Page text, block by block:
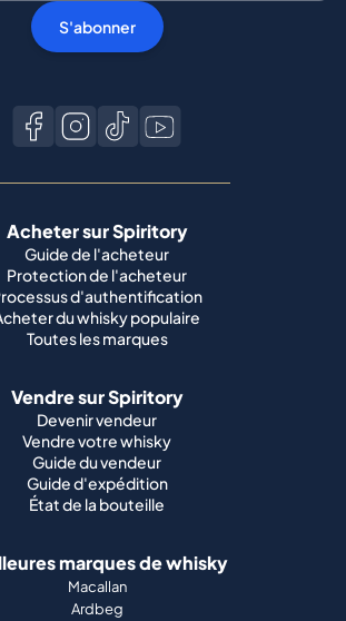
S'abonner
Acheter sur Spiritory
Guide de l'acheteur
Protection de l'acheteur
d'authentification
du whisky populaire
Toutes les marques
Vendre sur Spiritory
Devenir vendeur
Vendre votre whisky
Guide du vendeur
Guide d'expédition
État de la bouteille
marques de whisky
Macallan
Ardbeg